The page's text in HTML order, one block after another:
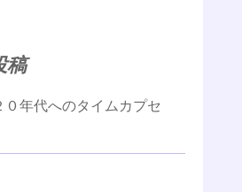
稿
０年代へのタイムカプセ